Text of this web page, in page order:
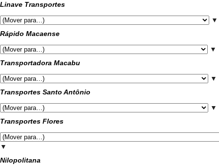
Linave Transportes
▼
Rápido Macaense
▼
Transportadora Macabu
▼
Transportes Santo Antônio
▼
Transportes Flores
▼
Nilopolitana